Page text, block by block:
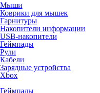
Мыши
Коврики для мышек
Гарнитуры
Накопители информации
USB-накопители
Геймпады
Рули
Кабели
Зарядные устройства
Xbox
Геймпады